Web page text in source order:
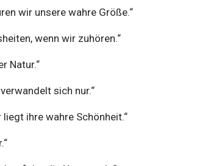
wir unsere wahre Größe.“
wenn wir zuhören.“
Natur.“
sich nur.“
ihre wahre Schönheit.“